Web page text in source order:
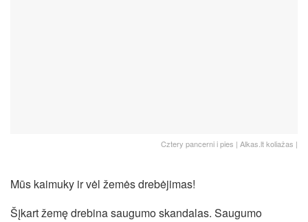
Cztery pancerni i pies | Alkas.lt koliažas |
Mūs kaimuky ir vėl žemės drebėjimas!
Šįkart žemę drebina saugumo skandalas. Saugumo